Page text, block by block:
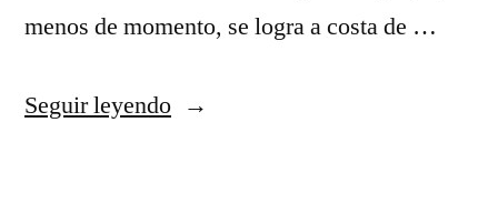
menos de momento, se logra a costa de …
Seguir leyendo«moldes